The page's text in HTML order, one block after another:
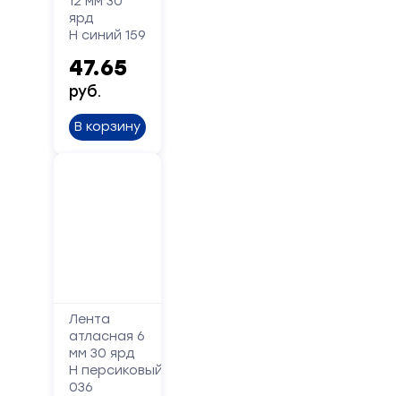
ярд
Н синий 159
47.65
руб.
В корзину
Лента
атласная 6
мм 30 ярд
Н персиковый
036